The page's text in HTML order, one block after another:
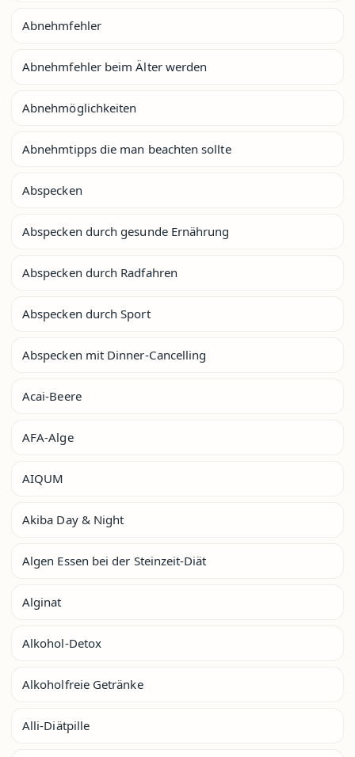
Abnehmfehler
Abnehmfehler beim Älter werden
Abnehmöglichkeiten
Abnehmtipps die man beachten sollte
Abspecken
Abspecken durch gesunde Ernährung
Abspecken durch Radfahren
Abspecken durch Sport
Abspecken mit Dinner-Cancelling
Acai-Beere
AFA-Alge
AIQUM
Akiba Day & Night
Algen Essen bei der Steinzeit-Diät
Alginat
Alkohol-Detox
Alkoholfreie Getränke
Alli-Diätpille